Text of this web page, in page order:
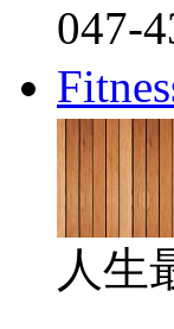
047-
人生